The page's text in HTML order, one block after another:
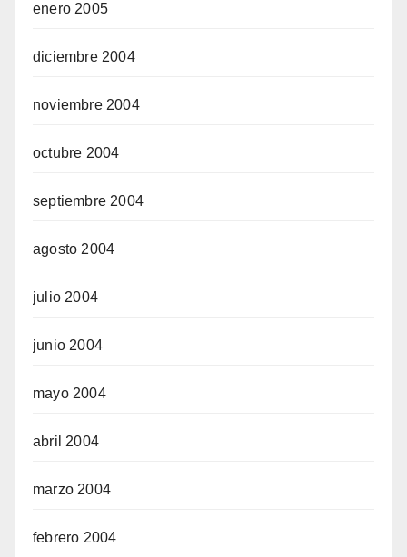
enero 2005
diciembre 2004
noviembre 2004
octubre 2004
septiembre 2004
agosto 2004
julio 2004
junio 2004
mayo 2004
abril 2004
marzo 2004
febrero 2004